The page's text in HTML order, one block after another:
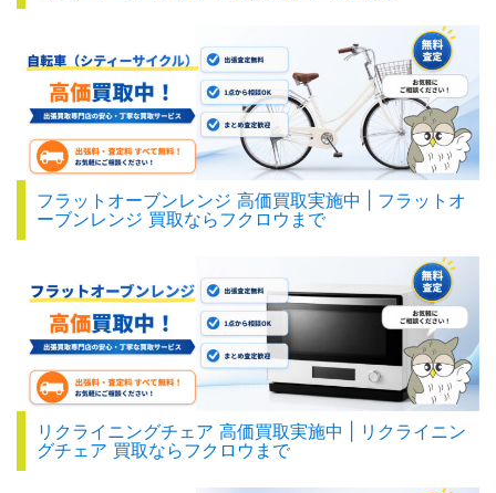
フラットオーブンレンジ 高価買取実施中 | フラットオ
ーブンレンジ 買取ならフクロウまで
リクライニングチェア 高価買取実施中 | リクライニン
グチェア 買取ならフクロウまで